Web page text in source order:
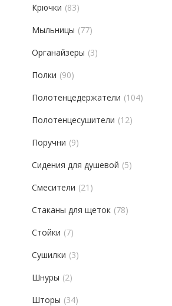
Крючки (83)
Мыльницы (77)
Органайзеры (3)
Полки (90)
Полотенцедержатели (104)
Полотенцесушители (12)
Поручни (9)
Сидения для душевой (5)
Смесители (21)
Стаканы для щеток (78)
Стойки (7)
Сушилки (3)
Шнуры (2)
Шторы (34)